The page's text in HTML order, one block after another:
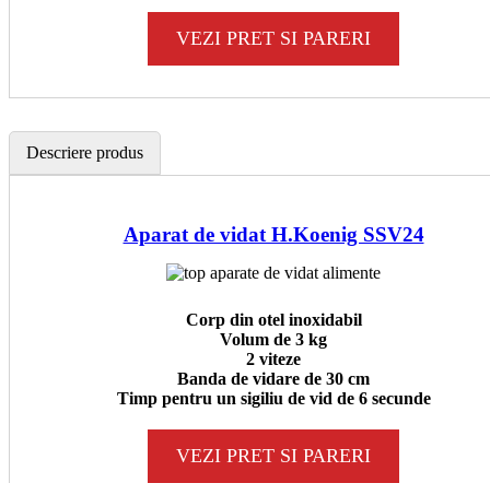
VEZI PRET SI PARERI
Descriere produs
Aparat de vidat H.Koenig SSV24
Corp din otel inoxidabil
Volum de 3 kg
2 viteze
Banda de vidare de 30 cm
Timp pentru un sigiliu de vid de 6 secunde
VEZI PRET SI PARERI